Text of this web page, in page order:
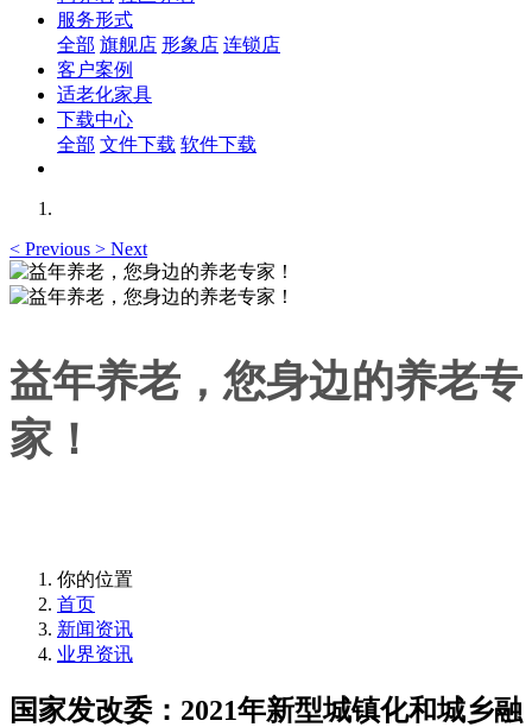
服务形式
全部 旗舰店 形象店 连锁店
客户案例
适老化家具
下载中心
全部 文件下载 软件下载
< Previous > Next
益年养老，您身边的养老专
家！
你的位置
首页
新闻资讯
业界资讯
国家发改委：2021年新型城镇化和城乡融